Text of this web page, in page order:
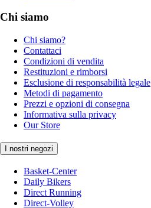
Chi siamo
Chi siamo?
Contattaci
Condizioni di vendita
Restituzioni e rimborsi
Esclusione di responsabilità legale
Metodi di pagamento
Prezzi e opzioni di consegna
Informativa sulla privacy
Our Store
I nostri negozi
Basket-Center
Daily Bikers
Direct Running
Direct-Volley